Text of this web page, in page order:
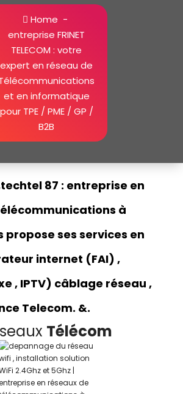
Home -
entreprise FRINET
TELECOM : votre
expert en réseau de
et en informatique
pour TPE / PME / GP /
B2B
87 : entreprise en
à
propose ses services en
internet (FAI) ,
, IPTV) câblage réseau ,
Telecom. &.
Télécom